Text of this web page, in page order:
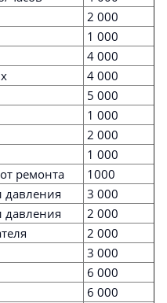
2 000
1 000
4 000
4 000
5 000
1 000
2 000
1 000
ремонта
1000
давления
3 000
давления
2 000
2 000
3 000
6 000
6 000